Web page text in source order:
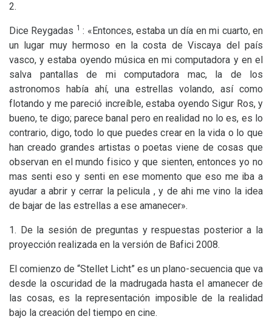
2.
Dice Reygadas 1: «Entonces, estaba un día en mi cuarto, en
un lugar muy hermoso en la costa de Viscaya del país
vasco, y estaba oyendo música en mi computadora y en el
salva pantallas de mi computadora mac, la de los
astronomos había ahí, una estrellas volando, así como
flotando y me pareció increíble, estaba oyendo Sigur Ros, y
bueno, te digo; parece banal pero en realidad no lo es, es lo
contrario, digo, todo lo que puedes crear en la vida o lo que
han creado grandes artistas o poetas viene de cosas que
observan en el mundo fisico y que sienten, entonces yo no
mas senti eso y senti en ese momento que eso me iba a
ayudar a abrir y cerrar la pelicula , y de ahi me vino la idea
de bajar de las estrellas a ese amanecer».
1. De la sesión de preguntas y respuestas posterior a la
proyección realizada en la versión de Bafici 2008.
El comienzo de “Stellet Licht” es un plano-secuencia que va
desde la oscuridad de la madrugada hasta el amanecer de
las cosas, es la representación imposible de la realidad
bajo la creación del tiempo en cine.